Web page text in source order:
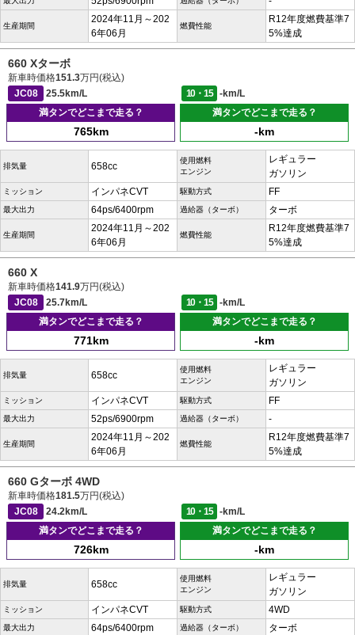
生産期間
2024年11月～202
6年06月
燃費性能
R12年度燃費基準7
5%達成
660 Xターボ
新車時価格151.3万円(税込)
JC08
25.5km/L 10・15
-km/L
満タンでどこまで走る？
765km
満タンでどこまで走る？
-km
排気量 658cc
使用燃料
エンジン
レギュラー
ガソリン
ミッション インパネCVT 駆動方式 FF
最大出力 64ps/6400rpm 過給器（ターボ） ターボ
生産期間
2024年11月～202
6年06月
燃費性能
R12年度燃費基準7
5%達成
660 X
新車時価格141.9万円(税込)
JC08
25.7km/L 10・15
-km/L
満タンでどこまで走る？
771km
満タンでどこまで走る？
-km
排気量 658cc
使用燃料
エンジン
レギュラー
ガソリン
ミッション インパネCVT 駆動方式 FF
最大出力 52ps/6900rpm 過給器（ターボ） -
生産期間
2024年11月～202
6年06月
燃費性能
R12年度燃費基準7
5%達成
660 Gターボ 4WD
新車時価格181.5万円(税込)
JC08
24.2km/L 10・15
-km/L
満タンでどこまで走る？
726km
満タンでどこまで走る？
-km
排気量 658cc
使用燃料
エンジン
レギュラー
ガソリン
ミッション インパネCVT 駆動方式 4WD
最大出力 64ps/6400rpm 過給器（ターボ） ターボ